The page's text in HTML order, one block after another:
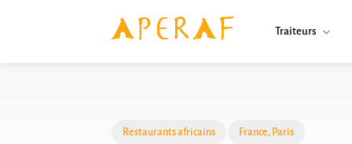
Traiteurs
Restaurants africains France, Paris